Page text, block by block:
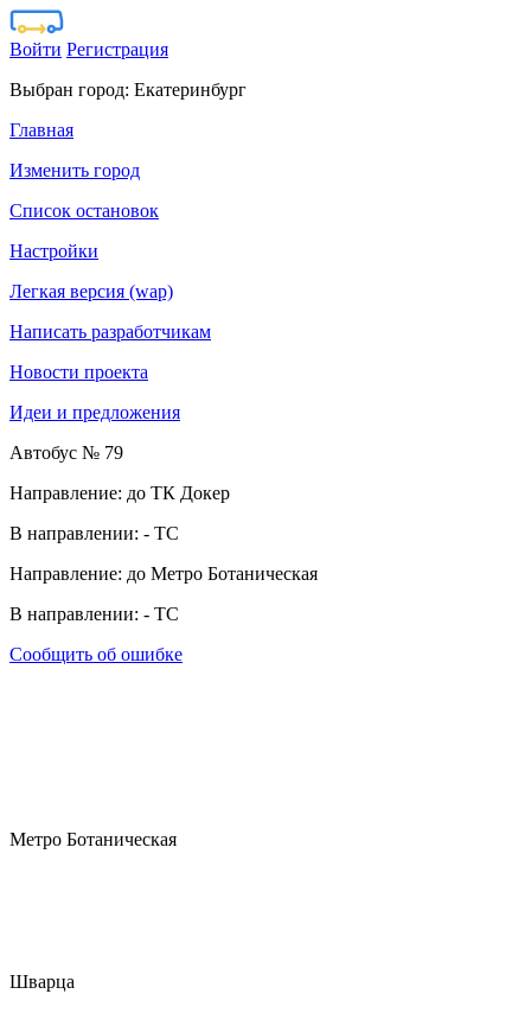
Войти Регистрация
Выбран город: Екатеринбург
Главная
Изменить город
Список остановок
Настройки
Легкая версия (wap)
Написать разработчикам
Новости проекта
Идеи и предложения
Автобус № 79
Направление: до ТК Докер
В направлении: - ТС
Направление: до Метро Ботаническая
В направлении: - ТС
Сообщить об ошибке
Метро Ботаническая
Шварца